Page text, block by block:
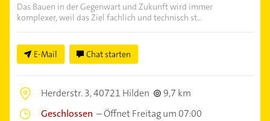
Das Bauen in der Gegenwart und Zukunft wird immer
komplexer, weil das Ziel fachlich und technisch st...
E-Mail Chat starten
Herderstr. 3,40721 Hilden
9,7 km
Geschlossen –Öffnet Freitag um 07:00